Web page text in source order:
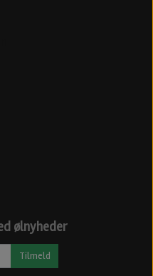
ølnyheder
Tilmeld